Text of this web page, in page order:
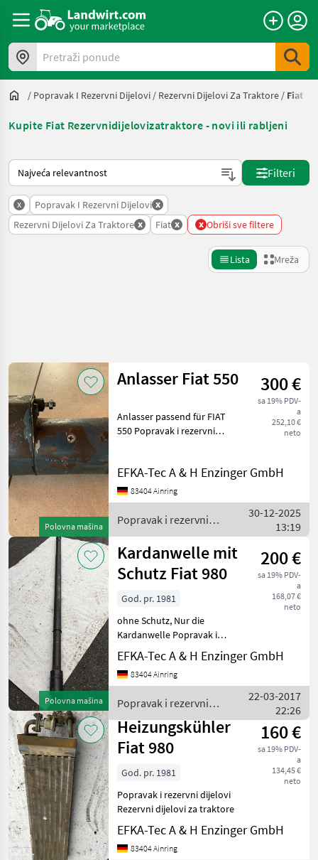
Pretraži ponude
/ Popravak I Rezervni Dijelovi / Rezervni Dijelovi Za Traktore / Fiat
Kupite Fiat Rezervnidijelovizatraktore - novi ili rabljeni
Način na koji sortira Landwirt.com
Filteri
x Popravak I Rezervni Dijelovi x
Rezervni Dijelovi Za Traktore x Fiat x x Obriši sve filtere
Lista Mreža
Kategorija 4 Država Filteri
TRENUTNA
PUTANJA
Poljoprivredna
tehnika
Popravak I
Rezervni
Dijelovi
Rezervni
Dijelovi
Za
Traktore
Fiat
IZABERITE
KATEGORIJU
Fiat
Mercedes
Steyr
New Holland
Fendt
Same
Prikaži
sve
Resetuj
Prikaži 6
rezultata
Polovna mašina
Anlasser Fiat 550 300 €
sa 19% PDV-
a
252,10 €
neto
Anlasser passend für FIAT
550 Popravak i rezervni
EFKA-Tec A & H Enzinger GmbH
83404 Ainring
Popravak i rezervni
dijelovi / Fiat
30-12-2025
13:19
Polovna mašina
Kardanwelle mit
Schutz Fiat 980
200 €
sa 19% PDV-
a
168,07 €
neto
God. pr. 1981
ohne Schutz, Nur die
Kardanwelle Popravak i
rezervni dijelovi Rezervni
dijelovi za traktore
EFKA-Tec A & H Enzinger GmbH
83404 Ainring
Popravak i rezervni
dijelovi / Fiat
22-03-2017
22:26
Heizungskühler
Fiat 980
160 €
sa 19% PDV-
a
134,45 €
neto
God. pr. 1981
Popravak i rezervni dijelovi
Rezervni dijelovi za traktore
EFKA-Tec A & H Enzinger GmbH
83404 Ainring